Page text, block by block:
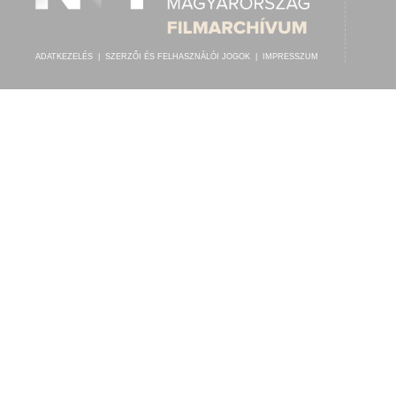
ADATKEZELÉS SZERZŐI ÉS FELHASZNÁLÓI JOGOK IMPRESSZUM